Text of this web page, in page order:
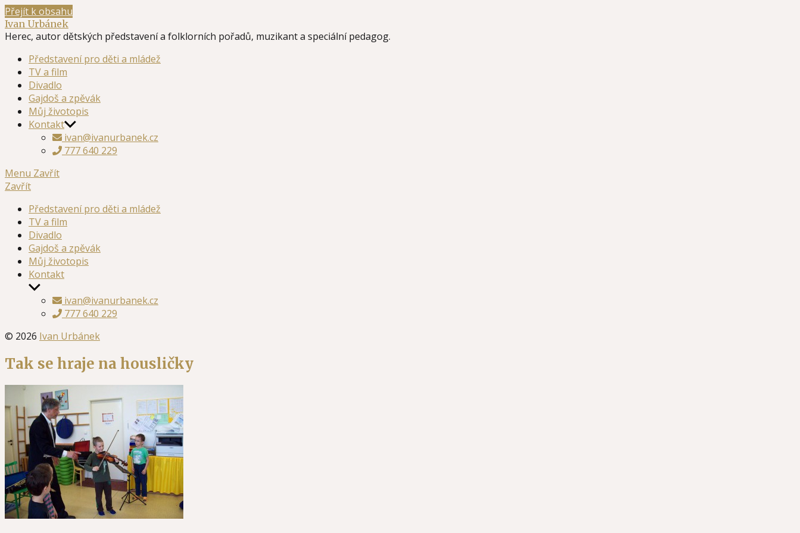
Přejít k obsahu
Ivan Urbánek
Herec, autor dětských představení a folklorních pořadů, muzikant a speciální pedagog.
Představení pro děti a mládež
TV a film
Divadlo
Gajdoš a zpěvák
Můj životopis
Kontakt
ivan@ivanurbanek.cz
777 640 229
Menu Zavřít
Zavřít
Představení pro děti a mládež
TV a film
Divadlo
Gajdoš a zpěvák
Můj životopis
Kontakt
Zobrazit
podmenuivan@ivanurbanek.cz
777 640 229
© 2026 Ivan Urbánek
Tak se hraje na housličky